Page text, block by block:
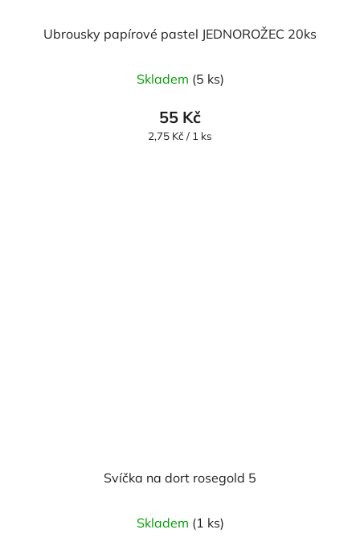
Ubrousky papírové pastel JEDNOROŽEC 20ks
Skladem (5 ks)
55 Kč
Měrná
2,75 Kč / 1 ks
Svíčka na dort rosegold 5
Skladem (1 ks)